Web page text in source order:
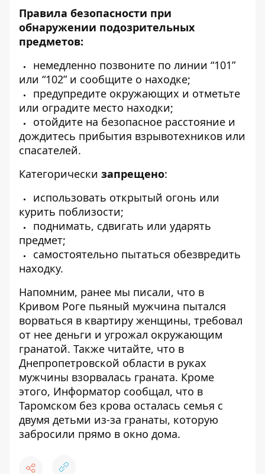
Правила безопасности при
обнаружении подозрительных
предметов:
немедленно позвоните по линии “101”
или “102” и сообщите о находке;
предупредите окружающих и отметьте
или оградите место находки;
отойдите на безопасное расстояние и
дождитесь прибытия взрывотехников или
спасателей.
Категорически запрещено:
использовать открытый огонь или
курить поблизости;
поднимать, сдвигать или ударять
предмет;
самостоятельно пытаться обезвредить
находку.
Напомним, ранее мы писали, что в
Кривом Роге пьяный мужчина пытался
ворваться в квартиру женщины, требовал
от нее деньги и угрожал окружающим
гранатой. Также читайте, что в
Днепропетровской области в руках
мужчины взорвалась граната. Кроме
этого, Информатор сообщал, что в
Таромском без крова осталась семья с
двумя детьми из-за гранаты, которую
забросили прямо в окно дома.